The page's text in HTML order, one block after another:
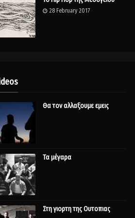
28 February 2017
Θα τον αλλαξουμε εμεις
Τα μέγαρα
Στη γιορτη της Ουτοπιας